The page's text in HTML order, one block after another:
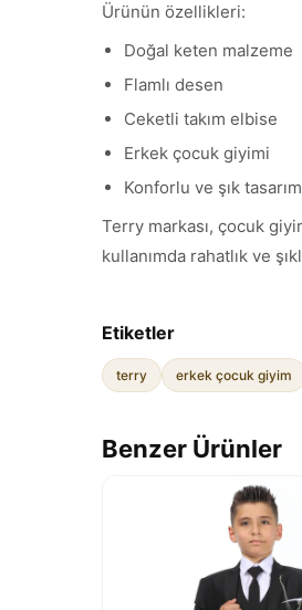
Ürünün özellikleri:
Doğal keten malzeme
Flamlı desen
Ceketli takım elbise
Erkek çocuk giyimi
Konforlu ve şık tasarım
Terry markası, çocuk
kullanımda rahatlık ve
Etiketler
terry erkek çocuk giyim
Benzer Ürünler